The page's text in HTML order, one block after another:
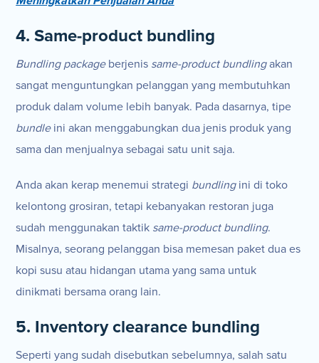
4. Same-product bundling
Bundling package berjenis same-product bundlingakan
sangat menguntungkan pelanggan yang membutuhkan
produk dalam volume lebih banyak. Pada dasarnya, tipe
bundle ini akan menggabungkan dua jenis produk yang
sama dan menjualnya sebagai satu unit saja.
Anda akan kerap menemui strategi bundling ini di toko
kelontong grosiran, tetapi kebanyakan restoran juga
sudah menggunakan taktik same-product bundling.
Misalnya, seorang pelanggan bisa memesan paket dua es
kopi susu atau hidangan utama yang sama untuk
dinikmati bersama orang lain.
5. Inventory clearance bundling
Seperti yang sudah disebutkan sebelumnya, salah satu